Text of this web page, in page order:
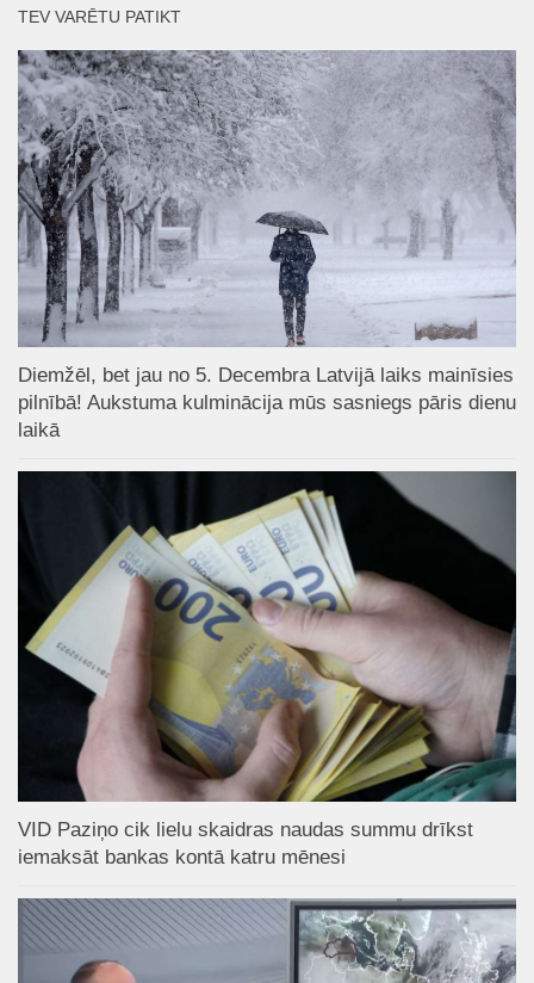
TEV VARĒTU PATIKT
Diemžēl, bet jau no 5. Decembra Latvijā laiks mainīsies
pilnībā! Aukstuma kulminācija mūs sasniegs pāris dienu
laikā
VID Paziņo cik lielu skaidras naudas summu drīkst
iemaksāt bankas kontā katru mēnesi